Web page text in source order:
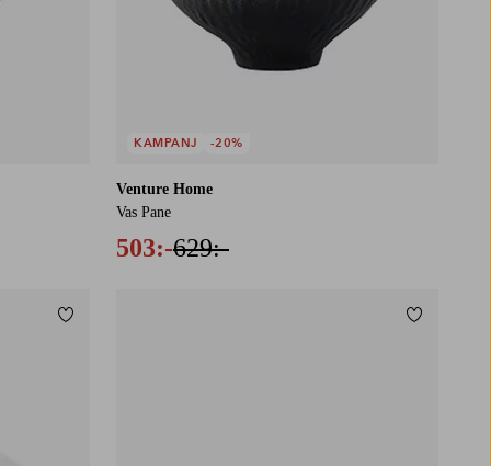
Venture Home
Vas Pane
503:-629:-
KAMPANJ -20%
Lägg till i favoriter Lägg till i